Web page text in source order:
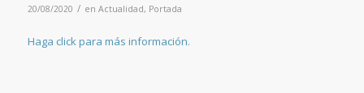
20/08/2020 / en Actualidad, Portada
Haga click para más información.